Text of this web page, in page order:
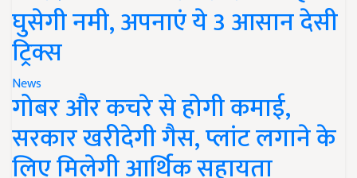
घुसेगी नमी, अपनाएं ये 3 आसान देसी
ट्रिक्स
News
गोबर और कचरे से होगी कमाई,
सरकार खरीदेगी गैस, प्लांट लगाने के
लिए मिलेगी आर्थिक सहायता